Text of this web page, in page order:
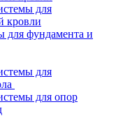
для
кровли
для фундамента и
для
для опор